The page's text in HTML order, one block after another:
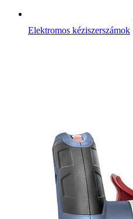
Elektromos kéziszerszámok